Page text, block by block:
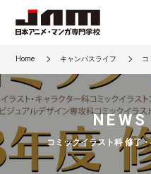
Home キャンパスライフ コ
コミックイラスト科 修了